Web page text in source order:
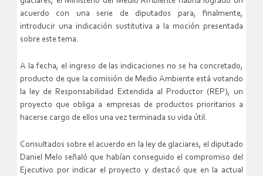
acuerdo con una serie de diputados para, finalmente,
introducir una indicación sustitutiva a la moción presentada
sobre este tema.
A la fecha, el ingreso de las indicaciones no se ha concretado,
producto de que la comisión de Medio Ambiente está votando
la ley de Responsabilidad Extendida al Productor (REP), un
proyecto que obliga a empresas de productos prioritarios a
hacerse cargo de ellos una vez terminada su vida útil.
Consultados sobre el acuerdo en la ley de glaciares, el diputado
Daniel Melo señaló que habían conseguido el compromiso del
Ejecutivo por indicar el proyecto y destacó que en la actual